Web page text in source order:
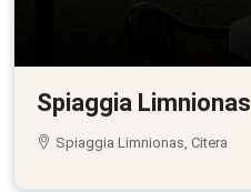
Spiaggia Limnionas
Spiaggia Limnionas, Citera